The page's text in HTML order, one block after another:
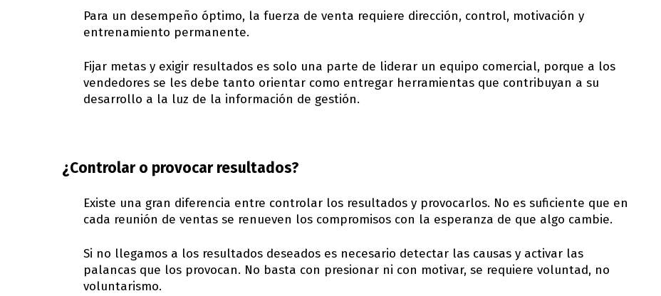
Para un desempeño óptimo, la fuerza de venta requiere dirección, control, motivación y
entrenamiento permanente.
Fijar metas y exigir resultados es solo una parte de liderar un equipo comercial, porque a los
vendedores se les debe tanto orientar como entregar herramientas que contribuyan a su
desarrollo a la luz de la información de gestión.
¿Controlar o provocar resultados?
Existe una gran diferencia entre controlar los resultados y provocarlos. No es suficiente que en
cada reunión de ventas se renueven los compromisos con la esperanza de que algo cambie.
Si no llegamos a los resultados deseados es necesario detectar las causas y activar las
palancas que los provocan. No basta con presionar ni con motivar, se requiere voluntad, no
voluntarismo.